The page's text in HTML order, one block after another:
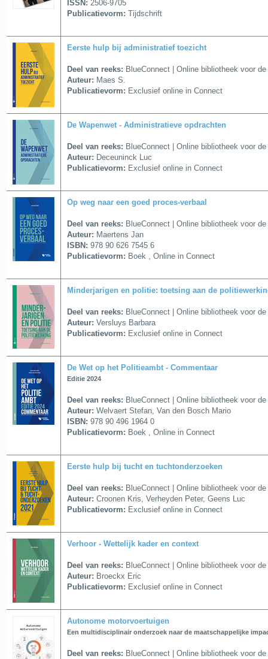
ISSN: 2506-9705
Publicatievorm: Tijdschrift
Eerste hulp bij administratief toezicht
Deel van reeks: BlueConnect | Online bibliotheek voor
Auteur: Maes S.
Publicatievorm: Exclusief online in Connect
De Wapenwet - Administratieve opdrachten
Deel van reeks: BlueConnect | Online bibliotheek voor
Auteur: Deceuninck Luc
Publicatievorm: Exclusief online in Connect
Op weg naar een goed proces-verbaal
Deel van reeks: BlueConnect | Online bibliotheek voor
Auteur: Maertens Jan
ISBN: 978 90 626 7545 6
Publicatievorm: Boek , Online in Connect
Minderjarigen en politie: toetsing aan de
Deel van reeks: BlueConnect | Online bibliotheek voor
Auteur: Versluys Barbara
Publicatievorm: Exclusief online in Connect
De Wet op het Politieambt - Commentaar
Editie 2024
Deel van reeks: BlueConnect | Online bibliotheek voor
Auteur: Welvaert Stefan, Van den Bosch Mario
ISBN: 978 90 496 1964 0
Publicatievorm: Boek , Online in Connect
Eerste hulp bij tucht en tuchtonderzoeken
Deel van reeks: BlueConnect | Online bibliotheek voor
Auteur: Croonen Kris, Verheyden Peter, Geens Luc
Publicatievorm: Exclusief online in Connect
Verhoor - Wettelijk kader en context
Deel van reeks: BlueConnect | Online bibliotheek voor
Auteur: Broeckx Eric
Publicatievorm: Exclusief online in Connect
Autonome motorvoertuigen
Een multidisciplinair onderzoek naar de maatschappelijke
Deel van reeks: BlueConnect | Online bibliotheek voor